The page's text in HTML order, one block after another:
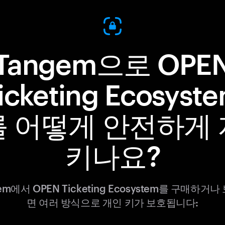
으로
어떻게 안전하게
키나요?
에서 OPEN Ticketing Ecosystem를 구매하거나
면 여러 방식으로 개인 키가 보호됩니다: